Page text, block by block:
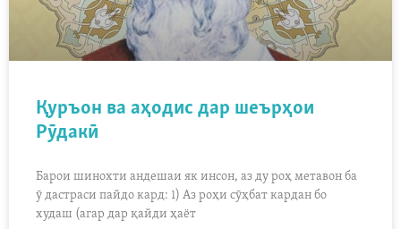
Қуръон ва аҳодис дар шеърҳои
Рӯдакӣ
Барои шинохти андешаи як инсон, аз ду роҳ метавон ба
ӯ дастраси пайдо кард: 1) Аз роҳи сӯҳбат кардан бо
худаш (агар дар қайди ҳаёт